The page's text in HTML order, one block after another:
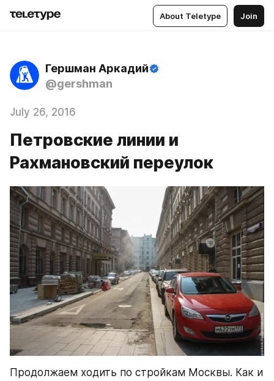
About Teletype Join
Гершман Аркадий
@gershman
July 26, 2016
Петровские линии и
Рахмановский переулок